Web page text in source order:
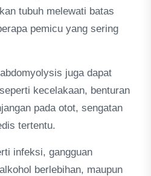
tubuh melewati batas
pemicu yang sering
juga dapat
kecelakaan, benturan
pada otot, sengatan
tertentu.
infeksi, gangguan
berlebihan, maupun